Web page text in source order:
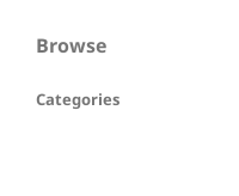
Browse
Categories